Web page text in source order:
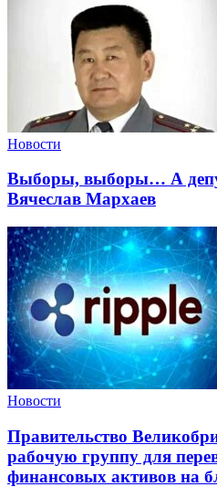
Новости
Выборы, выборы… А
Вячеслав Мархаев
Новости
Правительство
рабочую группу для
финансовых активов на